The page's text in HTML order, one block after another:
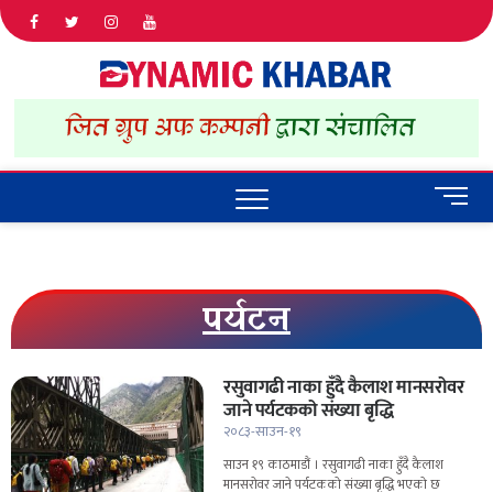
IN NEPAL
M
e
B
o
पर्यटन
रसुवागढी नाका हुँदै कैलाश मानसरोवर
जाने पर्यटकको संख्या बृद्धि
२०८३-साउन-१९
साउन १९ काठमाडौं । रसुवागढी नाका हुँदै कैलाश
मानसरोवर जाने पर्यटकको संख्या बृद्धि भएको छ